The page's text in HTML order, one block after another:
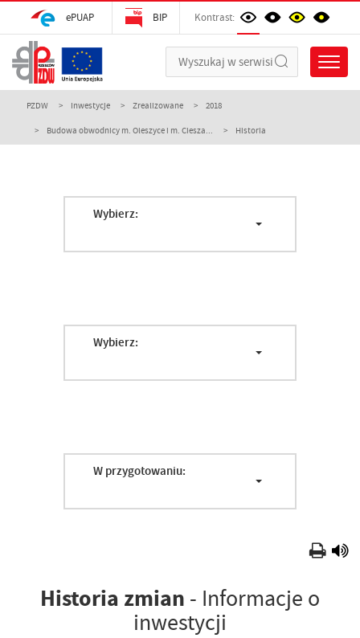
ePUAP BIP Kontrast:
PZDW Inwestycje Zrealizowane 2018
Budowa obwodnicy m. Oleszyce i m. Ciesza... Historia
Wybierz:
Wybierz:
W przygotowaniu:
Historia zmian - Informacje o
inwestycji